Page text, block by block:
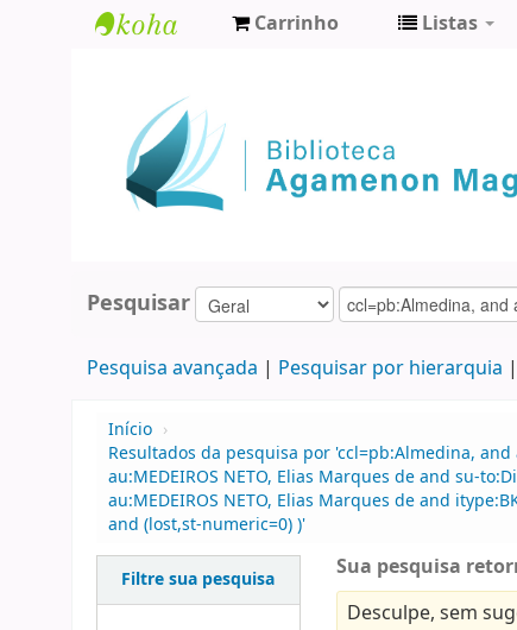
Agamenon
Magalhães
Carrinho Listas
Pesquisar
Pesquisa avançada Pesquisar por hierarquia
Início ›
Resultados da pesquisa por 'ccl=pb:Almedina,
au:MEDEIROS NETO, Elias Marques de and su-
au:MEDEIROS NETO, Elias Marques de and
and (lost,st-numeric=0) )'
Filtre sua pesquisa
Sua pesquisa
Desculpe, sem